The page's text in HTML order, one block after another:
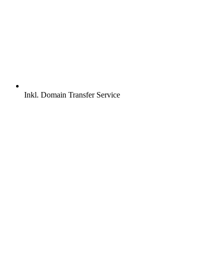
Inkl. Domain Transfer Service